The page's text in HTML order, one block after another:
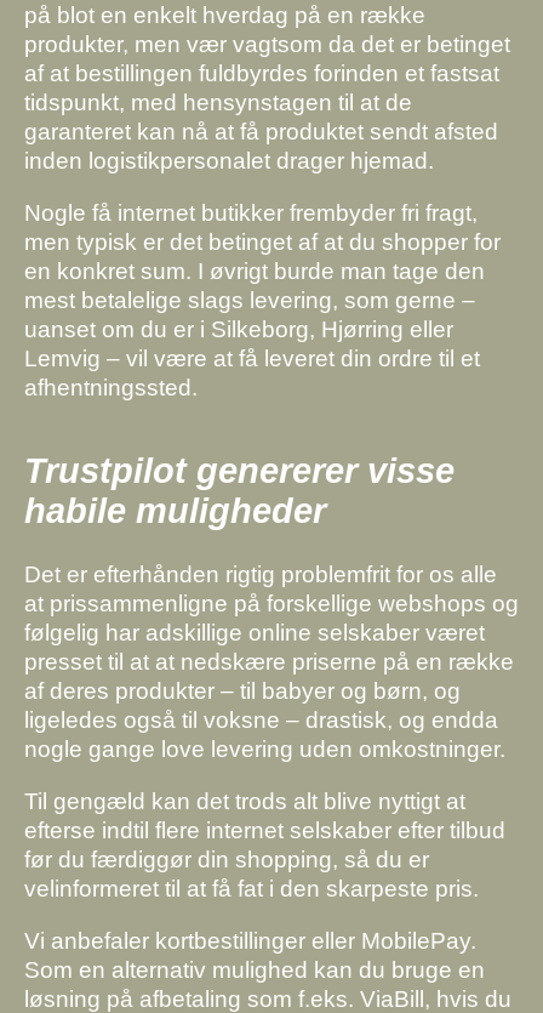
på blot en enkelt hverdag på en række
produkter, men vær vagtsom da det er betinget
af at bestillingen fuldbyrdes forinden et fastsat
tidspunkt, med hensynstagen til at de
garanteret kan nå at få produktet sendt afsted
inden logistikpersonalet drager hjemad.
Nogle få internet butikker frembyder fri fragt,
men typisk er det betinget af at du shopper for
en konkret sum. I øvrigt burde man tage den
mest betalelige slags levering, som gerne –
uanset om du er i Silkeborg, Hjørring eller
Lemvig – vil være at få leveret din ordre til et
afhentningssted.
Trustpilot genererer visse
habile muligheder
Det er efterhånden rigtig problemfrit for os alle
at prissammenligne på forskellige webshops og
følgelig har adskillige online selskaber været
presset til at at nedskære priserne på en række
af deres produkter – til babyer og børn, og
ligeledes også til voksne – drastisk, og endda
nogle gange love levering uden omkostninger.
Til gengæld kan det trods alt blive nyttigt at
efterse indtil flere internet selskaber efter tilbud
før du færdiggør din shopping, så du er
velinformeret til at få fat i den skarpeste pris.
Vi anbefaler kortbestillinger eller MobilePay.
Som en alternativ mulighed kan du bruge en
løsning på afbetaling som f.eks. ViaBill, hvis du